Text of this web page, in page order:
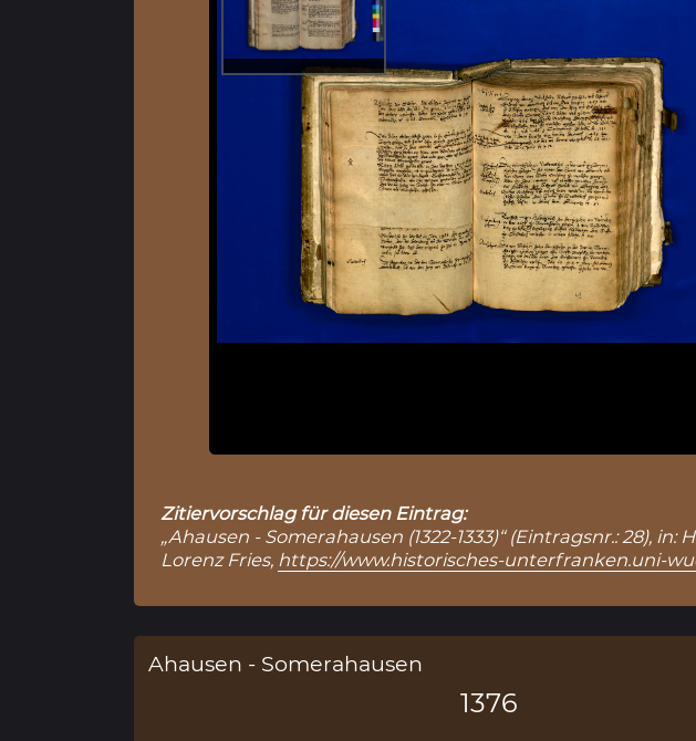
Zitiervorschlag für diesen Eintrag:
„Ahausen - Somerahausen (1322-1333)“ (Eintragsnr.: 28),
Lorenz Fries, https://www.historisches-unterfranken.uni-
Ahausen - Somerahausen
1376